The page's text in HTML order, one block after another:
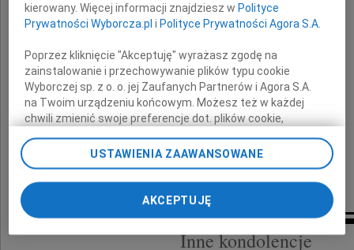
składamy
najszczersze kondolencje
Zarząd DEK MEBLE
Inne kondolencje
kierowany. Więcej informacji znajdziesz w Polityce
Prywatności Wyborcza.pl i Polityce Prywatności Agora S.A.
Poprzez kliknięcie "Akceptuję" wyrażasz zgodę na
zainstalowanie i przechowywanie plików typu cookie
Wyborczej sp. z o. o. jej Zaufanych Partnerów i Agora S.A.
na Twoim urządzeniu końcowym. Możesz też w każdej
chwili zmienić swoje preferencje dot. plików cookie,
preferencjami dot. przetwarzania danych poprzez
odnośnik „Ustawienia prywatności” w stopce serwisu i
przechodząc do sekcji „Ustawienia zaawansowane”.
Zmiana ustawień plików cookie możliwa jest także za
pomocą ustawień przeglądarki.
My, nasi Zaufani Partnerzy i Agora S.A. możemy
USTAWIENIA ZAAWANSOWANE
AKCEPTUJĘ